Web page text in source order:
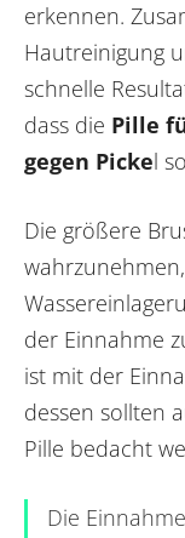
erkennen.
Hautreinigung
schnelle
dass die Pille
gegen Pickel
Die größere
der Einnahme
ist mit der
dessen sollten
Pille bedacht
Die